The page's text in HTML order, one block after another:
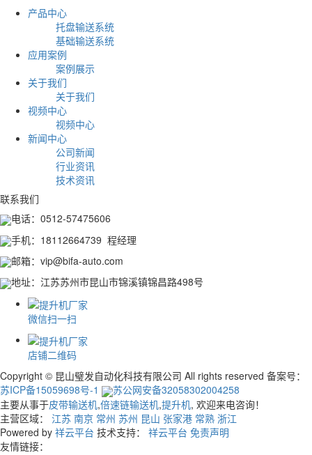
产品中心
托盘输送系统
基础输送系统
应用案例
案例展示
关于我们
关于我们
视频中心
视频中心
新闻中心
公司新闻
行业资讯
技术资讯
联系我们
电话：0512-57475606
手机：18112664739 程经理
邮箱：vip@bifa-auto.com
地址：江苏苏州市昆山市锦溪镇锦昌路498号
微信扫一扫
店铺二维码
Copyright © 昆山璧发自动化科技有限公司 All rights reserved 备案号：
苏ICP备15059698号-1
苏公网安备32058302004258
主要从事于皮带输送机,倍速链输送机,提升机, 欢迎来电咨询！
主营区域： 江苏 南京 常州 苏州 昆山 张家港 常熟 浙江
Powered by 祥云平台 技术支持： 祥云平台 免责声明
友情链接：